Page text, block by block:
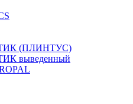
(ПЛИНТУС)
выведенный